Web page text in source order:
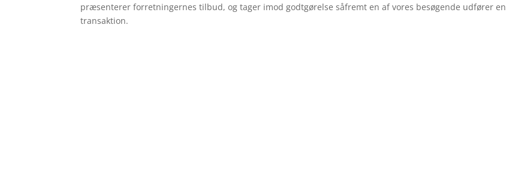
præsenterer forretningernes tilbud, og tager imod godtgørelse såfremt en af vores besøgende udfører en
transaktion.